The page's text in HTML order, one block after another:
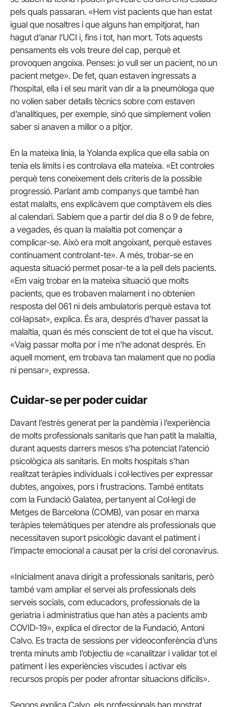
pels quals passaran. «Hem vist pacients que han estat
igual que nosaltres i que alguns han empitjorat, han
hagut d’anar l’UCI i, fins i tot, han mort. Tots aquests
pensaments els vols treure del cap, perquè et
provoquen angoixa. Penses: jo vull ser un pacient, no un
pacient metge». De fet, quan estaven ingressats a
l’hospital, ella i el seu marit van dir a la pneumòloga que
no volien saber detalls tècnics sobre com estaven
d’analítiques, per exemple, sinó que simplement volien
saber si anaven a millor o a pitjor.
En la mateixa línia, la Yolanda explica que ella sabia on
tenia els límits i es controlava ella mateixa. «Et controles
perquè tens coneixement dels criteris de la possible
progressió. Parlant amb companys que també han
estat malalts, ens explicàvem que comptàvem els dies
al calendari. Sabíem que a partir del dia 8 o 9 de febre,
a vegades, és quan la malaltia pot començar a
complicar-se. Això era molt angoixant, perquè estaves
contínuament controlant-te». A més, trobar-se en
aquesta situació permet posar-te a la pell dels pacients.
«Em vaig trobar en la mateixa situació que molts
pacients, que es trobaven malament i no obtenien
resposta del 061 ni dels ambulatoris perquè estava tot
col·lapsat», explica. És ara, després d’haver passat la
malaltia, quan és més conscient de tot el que ha viscut.
«Vaig passar molta por i me n’he adonat després. En
aquell moment, em trobava tan malament que no podia
ni pensar», expressa.
Cuidar-se per poder cuidar
Davant l’estrès generat per la pandèmia i l’experiència
de molts professionals sanitaris que han patit la malaltia,
durant aquests darrers mesos s’ha potenciat l’atenció
psicològica als sanitaris. En molts hospitals s’han
realitzat teràpies individuals i col·lectives per expressar
dubtes, angoixes, pors i frustracions. També entitats
com la Fundació Galatea, pertanyent al Col·legi de
Metges de Barcelona (COMB), van posar en marxa
teràpies telemàtiques per atendre als professionals que
necessitaven suport psicològic davant el patiment i
l’impacte emocional a causat per la crisi del coronavirus.
«Inicialment anava dirigit a professionals sanitaris, però
també vam ampliar el servei als professionals dels
serveis socials, com educadors, professionals de la
geriatria i administratius que han atès a pacients amb
COVID-19», explica el director de la Fundació, Antoni
Calvo. Es tracta de sessions per videoconferència d’uns
trenta minuts amb l’objectiu de «canalitzar i validar tot el
patiment i les experiències viscudes i activar els
recursos propis per poder afrontar situacions difícils».